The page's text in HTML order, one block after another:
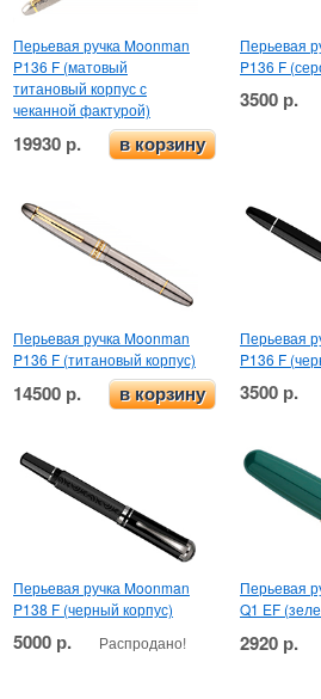
Перьевая ручка Moonman
P136 F (матовый
титановый корпус с
чеканной фактурой)
19930 р. в корзину
Перьевая
P136 F
3500 р.
Перьевая ручка Moonman
P136 F (титановый корпус)
14500 р. в корзину
Перьевая
P136 F
3500 р.
Перьевая ручка Moonman
P138 F (черный корпус)
5000 р. Распродано!
Перьевая
Q1 EF
2920 р.